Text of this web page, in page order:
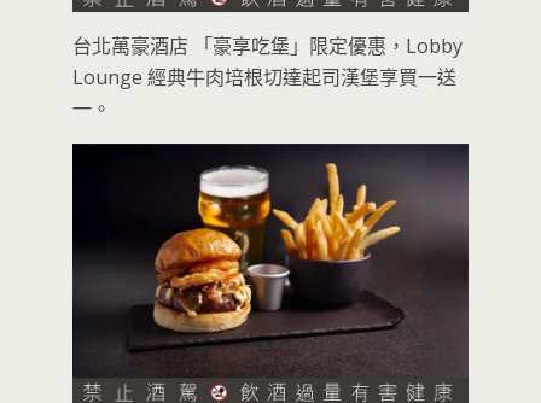
台北萬豪酒店 「豪享吃堡」限定優惠，Lobby
Lounge 經典牛肉培根切達起司漢堡享買一送
一。